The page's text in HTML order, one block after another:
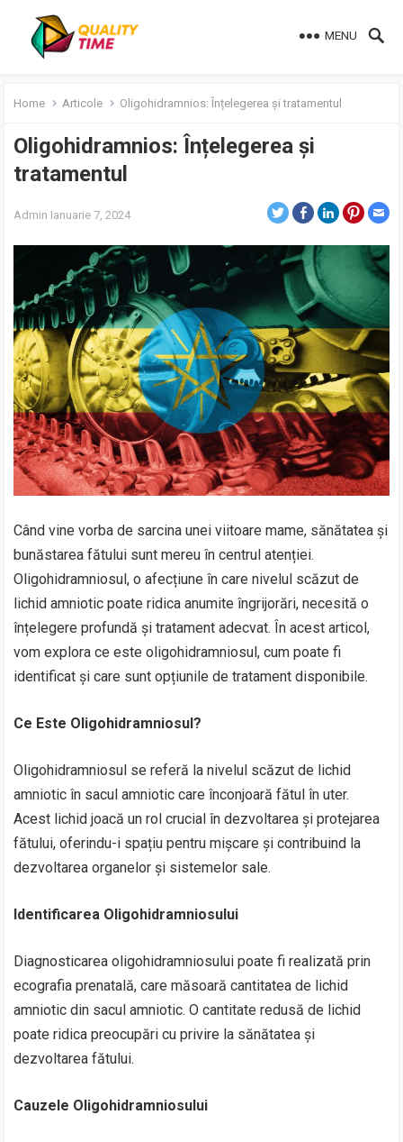
MENU
Home Articole Oligohidramnios: Înțelegerea și tratamentul
Oligohidramnios: Înțelegerea și
tratamentul
Admin Ianuarie 7, 2024
Când vine vorba de sarcina unei viitoare mame, sănătatea și
bunăstarea fătului sunt mereu în centrul atenției.
Oligohidramniosul, o afecțiune în care nivelul scăzut de
lichid amniotic poate ridica anumite îngrijorări, necesită o
înțelegere profundă și tratament adecvat. În acest articol,
vom explora ce este oligohidramniosul, cum poate fi
identificat și care sunt opțiunile de tratament disponibile.
Ce Este Oligohidramniosul?
Oligohidramniosul se referă la nivelul scăzut de lichid
amniotic în sacul amniotic care înconjoară fătul în uter.
Acest lichid joacă un rol crucial în dezvoltarea și protejarea
fătului, oferindu-i spațiu pentru mișcare și contribuind la
dezvoltarea organelor și sistemelor sale.
Identificarea Oligohidramniosului
Diagnosticarea oligohidramniosului poate fi realizată prin
ecografia prenatală, care măsoară cantitatea de lichid
amniotic din sacul amniotic. O cantitate redusă de lichid
poate ridica preocupări cu privire la sănătatea și
dezvoltarea fătului.
Cauzele Oligohidramniosului